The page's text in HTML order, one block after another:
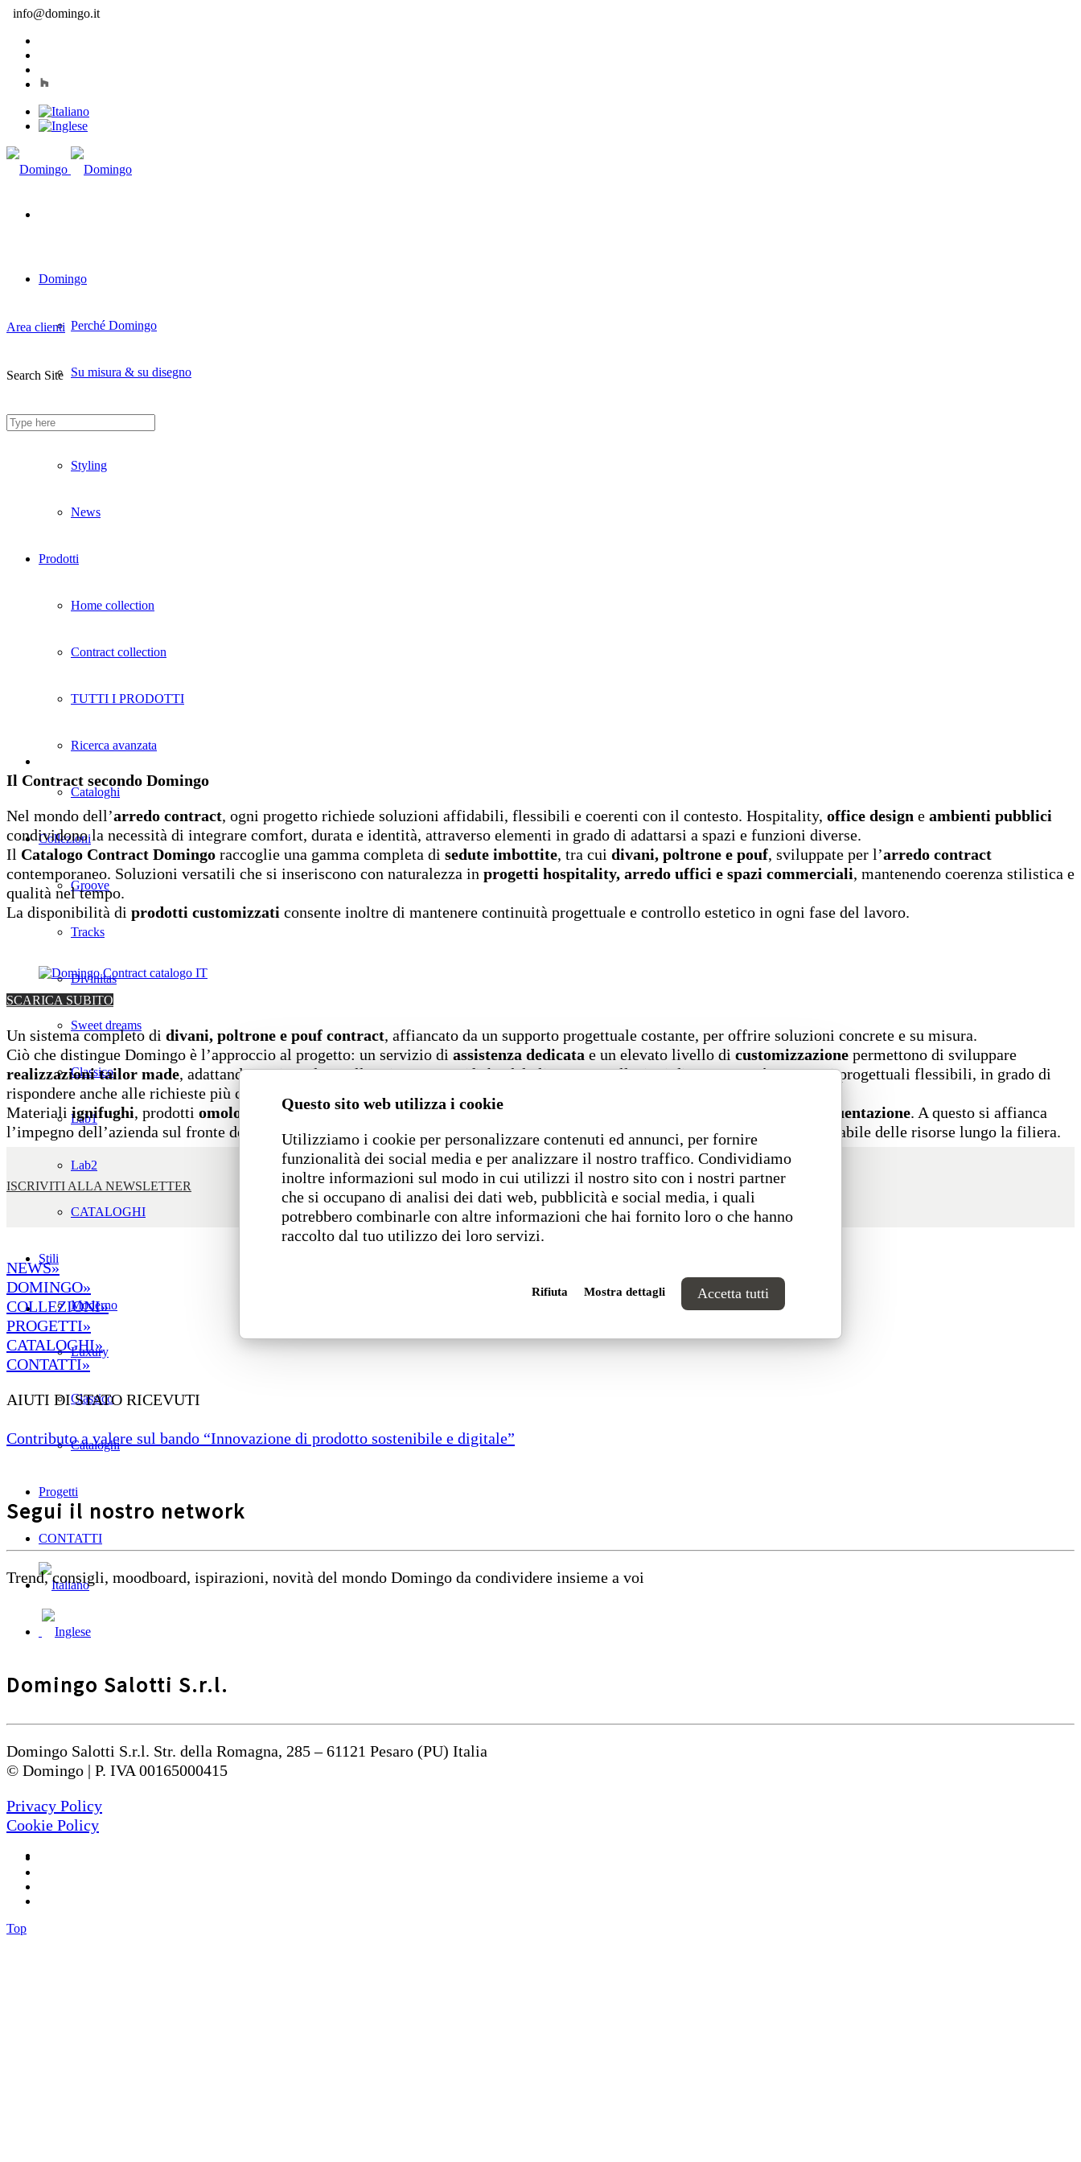
Questo sito web utilizza i cookie
Utilizziamo i cookie per personalizzare contenuti ed annunci, per fornire
funzionalità dei social media e per analizzare il nostro traffico. Condividiamo
inoltre informazioni sul modo in cui utilizzi il nostro sito con i nostri partner
che si occupano di analisi dei dati web, pubblicità e social media, i quali
potrebbero combinarle con altre informazioni che hai fornito loro o che hanno
raccolto dal tuo utilizzo dei loro servizi.
Rifiuta Mostra dettagli Accetta tutti
info@domingo.it
Domingo
Perché Domingo
Su misura & su disegno
Divani ignifughi
Styling
News
Prodotti
Home collection
Contract collection
TUTTI I PRODOTTI
Ricerca avanzata
Cataloghi
Collezioni
Groove
Tracks
Divinitas
Sweet dreams
Classico
Lab1
Lab2
CATALOGHI
Stili
Moderno
Luxury
Classico
Cataloghi
Progetti
CONTATTI
Area clienti
Search Site
Il Contract secondo Domingo
Nel mondo dell’arredo contract, ogni progetto richiede soluzioni affidabili, flessibili e coerenti con il contesto. Hospitality, office design e ambienti pubblici
condividono la necessità di integrare comfort, durata e identità, attraverso elementi in grado di adattarsi a spazi e funzioni diverse.
Il Catalogo Contract Domingo raccoglie una gamma completa di sedute imbottite, tra cui divani, poltrone e pouf, sviluppate per l’arredo contract
contemporaneo. Soluzioni versatili che si inseriscono con naturalezza in progetti hospitality, arredo uffici e spazi commerciali, mantenendo coerenza stilistica e
qualità nel tempo.
La disponibilità di prodotti customizzati consente inoltre di mantenere continuità progettuale e controllo estetico in ogni fase del lavoro.
SCARICA SUBITO
Un sistema completo di divani, poltrone e pouf contract, affiancato da un supporto progettuale costante, per offrire soluzioni concrete e su misura.
Ciò che distingue Domingo è l’approccio al progetto: un servizio di assistenza dedicata e un elevato livello di customizzazione permettono di sviluppare
realizzazioni tailor made, adattando ogni prodotto alle esigenze specifiche del cliente. Le collezioni diventano così strumenti progettuali flessibili, in grado di
rispondere anche alle richieste più complesse.
Materialiignifughi, prodotti omologati 1IMeB-s1, d0garantiscono prestazioni elevate negli ambienti pubblici ad alta frequentazione. A questo si affianca
l’impegno dell’azienda sul fronte della sostenibilità, testimoniato dalla
certificazione FSC , che valorizza una gestione responsabile delle risorse lungo la filiera.
ISCRIVITI ALLA NEWSLETTER
NEWS»
DOMINGO»
COLLEZIONI»
PROGETTI»
CATALOGHI»
CONTATTI»
AIUTI DI STATO RICEVUTI
Contributo a valere sul bando “Innovazione di prodotto sostenibile e digitale”
Segui il nostro network
Trend, consigli, moodboard, ispirazioni, novità del mondo Domingo da condividere insieme a voi
Domingo Salotti S.r.l.
Domingo Salotti S.r.l. Str. della Romagna, 285 – 61121 Pesaro (PU) Italia
© Domingo | P. IVA 00165000415
Privacy Policy
Cookie Policy
Top